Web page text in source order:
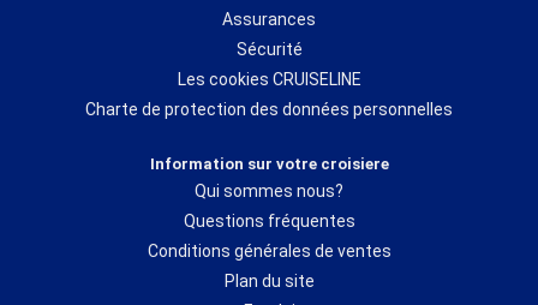
Assurances
Sécurité
Les cookies CRUISELINE
Charte de protection des données personnelles
Information sur votre croisiere
Qui sommes nous?
Questions fréquentes
Conditions générales de ventes
Plan du site